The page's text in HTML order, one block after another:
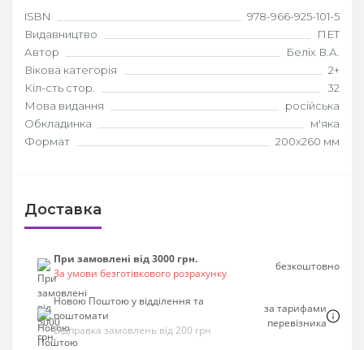
ISBN
978-966-925-101-5
Видавництво
ПЕТ
Автор
Беліх В.А.
Вікова категорія
2+
Кіл-сть стор.
32
Мова видання
російська
Обкладинка
м'яка
Формат
200х260 мм
Доставка
При замовлені від 3000 грн.
За умови безготівкового розрахунку
безкоштовно
Новою Поштою у відділення та
поштомати
Відправка замовлень від 200 грн
за тарифами
перевізника